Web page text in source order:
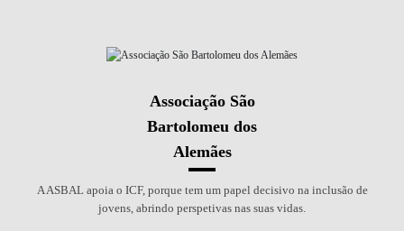
Associação São
Bartolomeu dos
Alemães
A ASBAL apoia o ICF, porque tem um papel decisivo na inclusão de
jovens, abrindo perspetivas nas suas vidas.